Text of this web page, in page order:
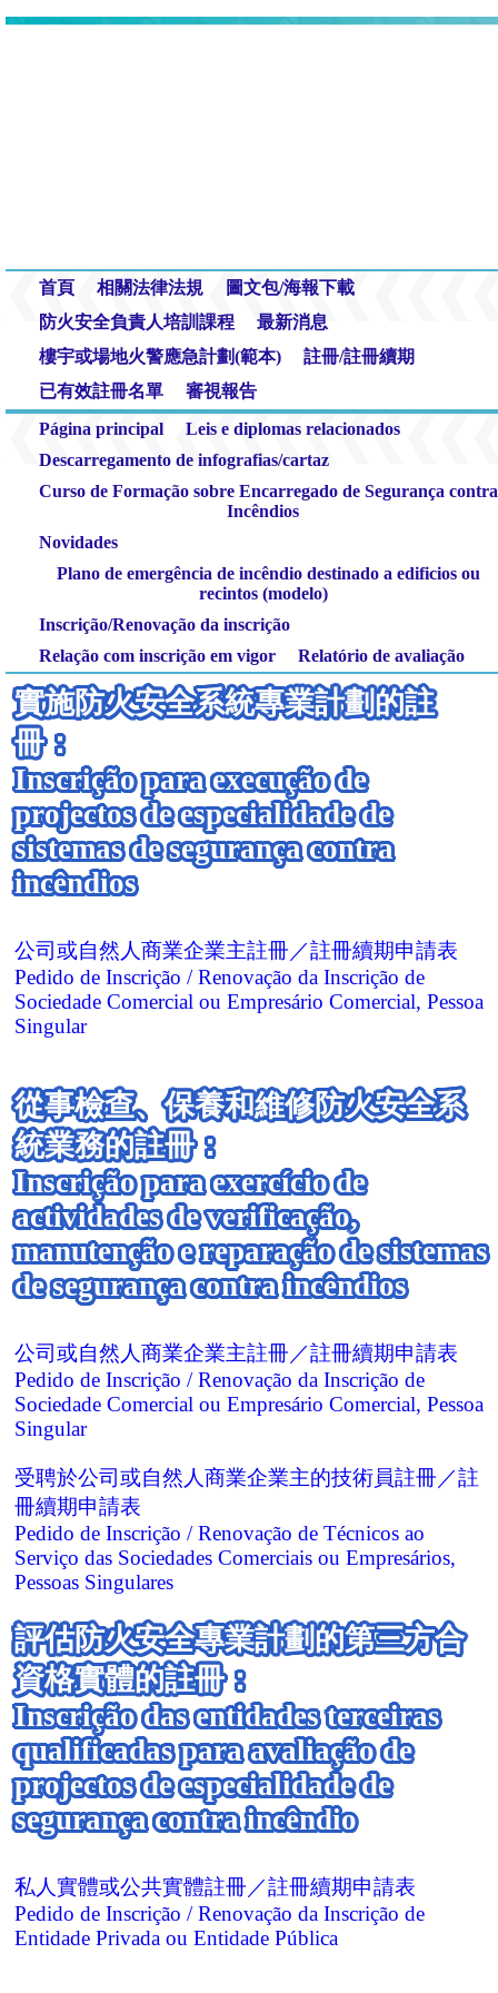
首頁 相關法律法規
圖文包/海報下載
防火安全負責人培訓課程
最新消息
樓宇或場地火警應急計劃(範本)
註冊/註冊續期
已有效註冊名單
審視報告
Página principal
Leis e diplomas relacionados
Descarregamento de infografias/cartaz
Curso de Formação sobre Encarregado de Segurança contra
Incêndios
Novidades
Plano de emergência de incêndio destinado a edificios ou
recintos (modelo)
Inscrição/Renovação da inscrição
Relação com inscrição em vigor
Relatório de avaliação
實施防火安全系統專業計劃的註
冊：
Inscrição para execução de
projectos de especialidade de
sistemas de segurança contra
incêndios
公司或自然人商業企業主註冊／註冊續期申請表
Pedido de Inscrição / Renovação da Inscrição de
Sociedade Comercial ou Empresário Comercial, Pessoa
Singular
從事檢查、保養和維修防火安全系
統業務的註冊：
Inscrição para exercício de
actividades de verificação,
manutenção e reparação de sistemas
de segurança contra incêndios
公司或自然人商業企業主註冊／註冊續期申請表
Pedido de Inscrição / Renovação da Inscrição de
Sociedade Comercial ou Empresário Comercial, Pessoa
Singular
受聘於公司或自然人商業企業主的技術員註冊／註
冊續期申請表
Pedido de Inscrição / Renovação de Técnicos ao
Serviço das Sociedades Comerciais ou Empresários,
Pessoas Singulares
評估防火安全專業計劃的第三方合
資格實體的註冊：
Inscrição das entidades terceiras
qualificadas para avaliação de
projectos de especialidade de
segurança contra incêndio
私人實體或公共實體註冊／註冊續期申請表
Pedido de Inscrição / Renovação da Inscrição de
Entidade Privada ou Entidade Pública